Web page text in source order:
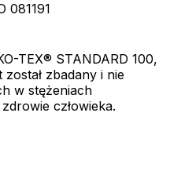
081191
TEX® STANDARD 100,
zbadany i nie
w stężeniach
człowieka.